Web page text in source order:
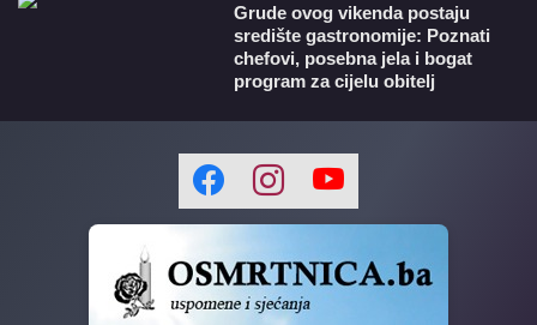
Grude ovog vikenda postaju
središte gastronomije: Poznati
chefovi, posebna jela i bogat
program za cijelu obitelj